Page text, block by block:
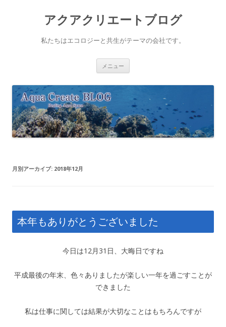
アクアクリエートブログ
私たちはエコロジーと共生がテーマの会社です。
メニュー
ン
へ
ス
キ
ッ
プ
月別アーカイブ: 2018年12月
本年もありがとうございました
今日は12月31日、大晦日ですね
平成最後の年末、色々ありましたが楽しい一年を過ごすことが
できました
私は仕事に関しては結果が大切なことはもちろんですが